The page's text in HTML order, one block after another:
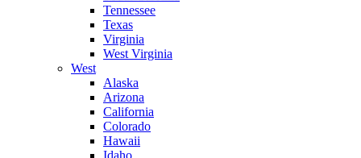
Tennessee
Texas
Virginia
West Virginia
West
Alaska
Arizona
California
Colorado
Hawaii
Idaho